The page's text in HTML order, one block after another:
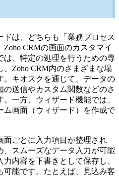
は、どちらも「業務プロセス
CRMの画面のカスタマイ
は、特定の処理を行うための専
、Zoho CRM内のさまざまな場
。キオスクを通じて、データの
送信やカスタム関数などのさ
一方、ウィザード機能では、
ム画面（ウィザード）を作成で
面ごとに入力項目が整理され
、スムーズなデータ入力が可能
内容を下書きとして保存し、
能です。たとえば、見込み客